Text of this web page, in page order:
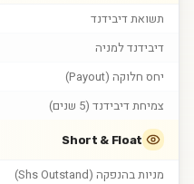
תשואת דיבידנד
דיבידנד למניה
יחס חלוקה (Payout)
צמיחת דיבידנד (5 שנים)
Short & Float
מניות בהנפקה (Shs Outstand)